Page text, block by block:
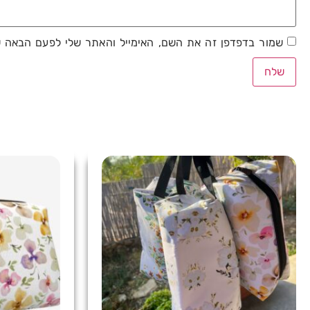
שמור בדפדפן זה את השם, האימייל והאתר שלי לפעם הבאה